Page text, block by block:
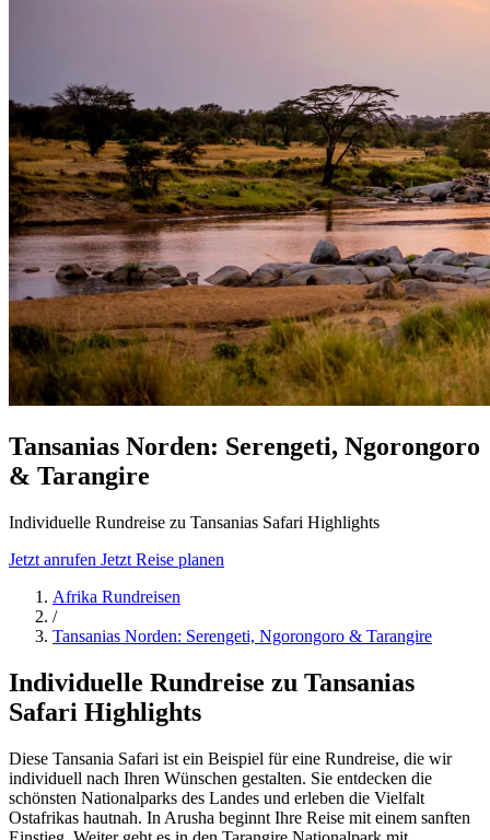
Tansanias Norden: Serengeti, Ngorongoro
& Tarangire
Individuelle Rundreise zu Tansanias Safari Highlights
Jetzt anrufen Jetzt Reise planen
Afrika Rundreisen
/
Tansanias Norden: Serengeti, Ngorongoro & Tarangire
Individuelle Rundreise zu Tansanias
Safari Highlights
Diese Tansania Safari ist ein Beispiel für eine Rundreise, die wir
individuell nach Ihren Wünschen gestalten. Sie entdecken die
schönsten Nationalparks des Landes und erleben die Vielfalt
Ostafrikas hautnah. In Arusha beginnt Ihre Reise mit einem sanften